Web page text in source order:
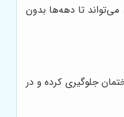
می‌تواند تا دهه‌ها بدون
جلوگیری کرده و در